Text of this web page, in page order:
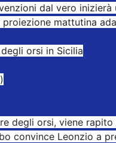
dal vero
mattutina
orsi in Sicilia
degli orsi, viene
convince Leonzio a